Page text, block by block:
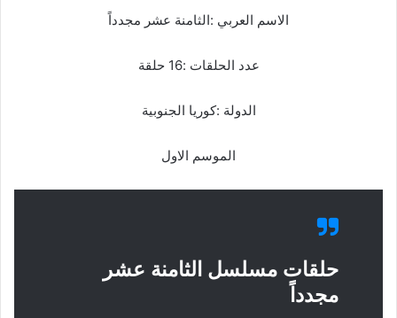
الاسم العربي :الثامنة عشر مجدداً
عدد الحلقات :16 حلقة
الدولة :كوريا الجنوبية
الموسم الاول
حلقات مسلسل الثامنة عشر
مجدداً